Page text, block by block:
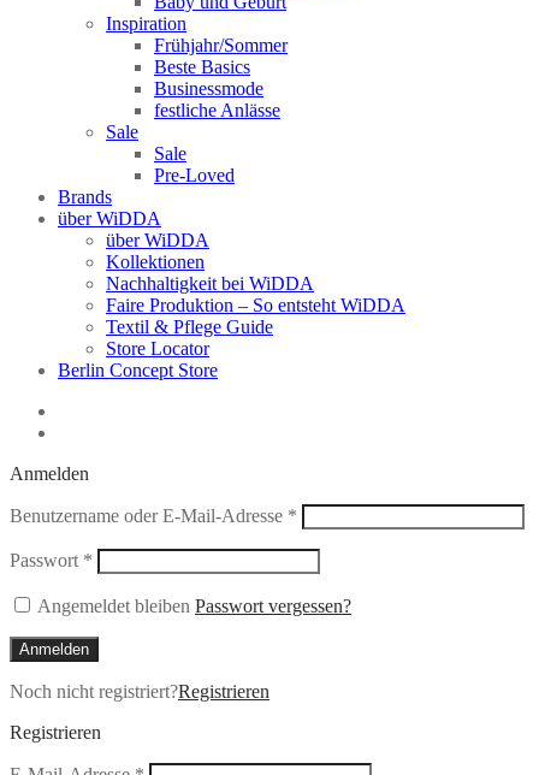
Inspiration
Frühjahr/Sommer
Beste Basics
Businessmode
festliche Anlässe
Sale
Sale
Pre-Loved
Brands
über WiDDA
über WiDDA
Kollektionen
Nachhaltigkeit bei WiDDA
Faire Produktion – So entsteht WiDDA
Textil & Pflege Guide
Store Locator
Berlin Concept Store
Anmelden
Benutzername oder E-Mail-Adresse * Erforderlich
Passwort * Erforderlich
Angemeldet bleiben Passwort vergessen?
Anmelden
Noch nicht registriert?Registrieren
Registrieren